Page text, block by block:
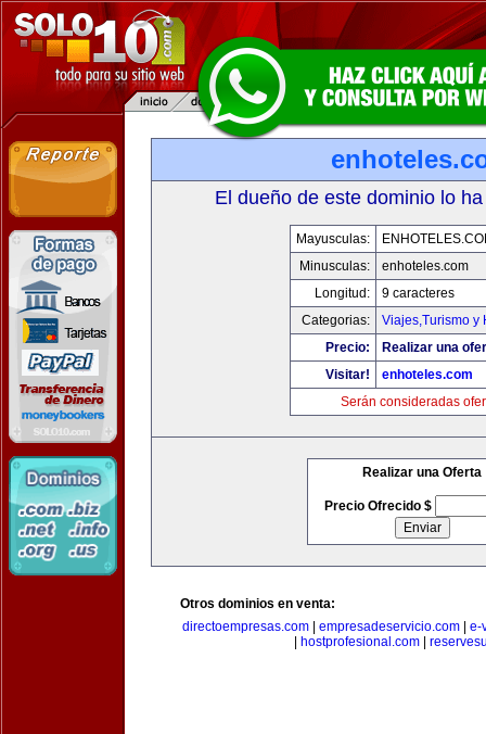
El dueño de este dominio lo
Mayusculas:
Minusculas:
enhoteles.com
Longitud:
9 caracteres
Categorias:
Viajes,Turismo y
Precio:
Realizar una
Visitar!
enhoteles.com
Serán consideradas
Realizar una Oferta
Precio Ofrecido $
Otros dominios en venta:
directoempresas.com
empresadeservicio.com
e-
hostprofesional.com|